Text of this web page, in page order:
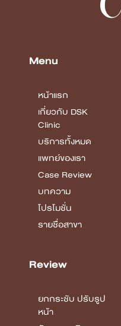
Menu
หน้าแรก
เกี่ยวกับ DSK
Clinic
บริการทั้งหมด
แพทย์ของเรา
Case Review
บทความ
โปรโมชั่น
รายชื่อสาขา
Review
ยกกระชับ ปรับรูป
หน้า